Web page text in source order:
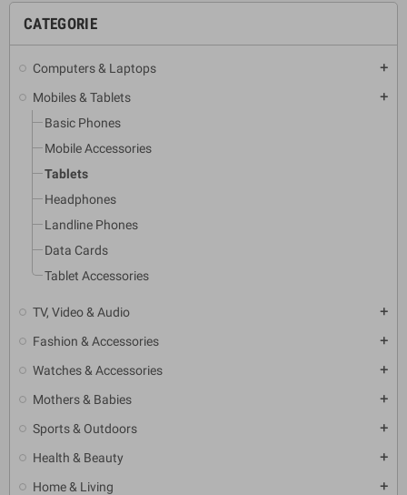
CATEGORIE
Computers & Laptops add
Mobiles & Tablets add
Basic Phones
Mobile Accessories
Tablets
Headphones
Landline Phones
Data Cards
Tablet Accessories
TV, Video & Audio add
Fashion & Accessories add
Watches & Accessories add
Mothers & Babies add
Sports & Outdoors add
Health & Beauty add
Home & Living add